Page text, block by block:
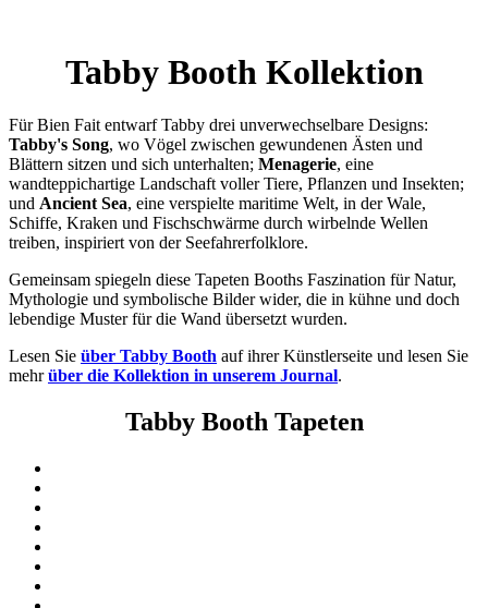
Tabby Booth Kollektion
Für Bien Fait entwarf Tabby drei unverwechselbare Designs:
Tabby's Song, wo Vögel zwischen gewundenen Ästen und
Blättern sitzen und sich unterhalten; Menagerie, eine
wandteppichartige Landschaft voller Tiere, Pflanzen und Insekten;
und Ancient Sea, eine verspielte maritime Welt, in der Wale,
Schiffe, Kraken und Fischschwärme durch wirbelnde Wellen
treiben, inspiriert von der Seefahrerfolklore.
Gemeinsam spiegeln diese Tapeten Booths Faszination für Natur,
Mythologie und symbolische Bilder wider, die in kühne und doch
lebendige Muster für die Wand übersetzt wurden.
Lesen Sie über Tabby Booth auf ihrer Künstlerseite und lesen Sie
mehrüber die Kollektion in unserem Journal.
Tabby Booth Tapeten